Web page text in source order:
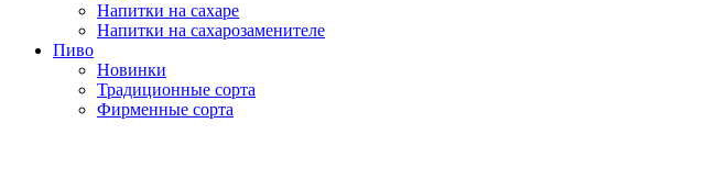
Напитки на сахаре
Напитки на сахарозаменителе
Пиво
Новинки
Традиционные сорта
Фирменные сорта